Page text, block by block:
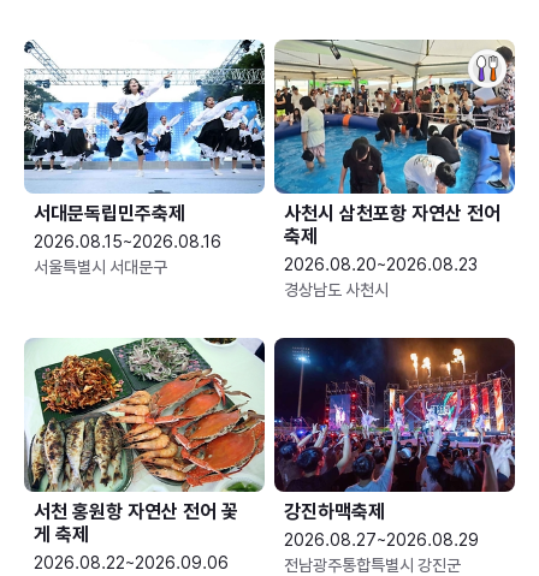
서대문독립민주축제
2026.08.15~2026.08.16
서울특별시 서대문구
사천시 삼천포항 자연산 전어
축제
2026.08.20~2026.08.23
경상남도 사천시
서천 홍원항 자연산 전어 꽃
게 축제
2026.08.22~2026.09.06
강진하맥축제
2026.08.27~2026.08.29
전남광주통합특별시 강진군